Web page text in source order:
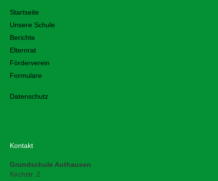
Startseite
Unsere Schule
Berichte
Elternrat
Förderverein
Formulare
Datenschutz
Kontakt
Grundschule Authausen
Kirchstr. 2